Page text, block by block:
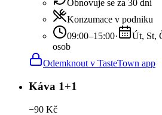
Obnovuje se za 30 dní
Konzumace v podniku
09:00–15:00· Út, St,
osob
Odemknout v TasteTown app
Káva 1+1
−90 Kč